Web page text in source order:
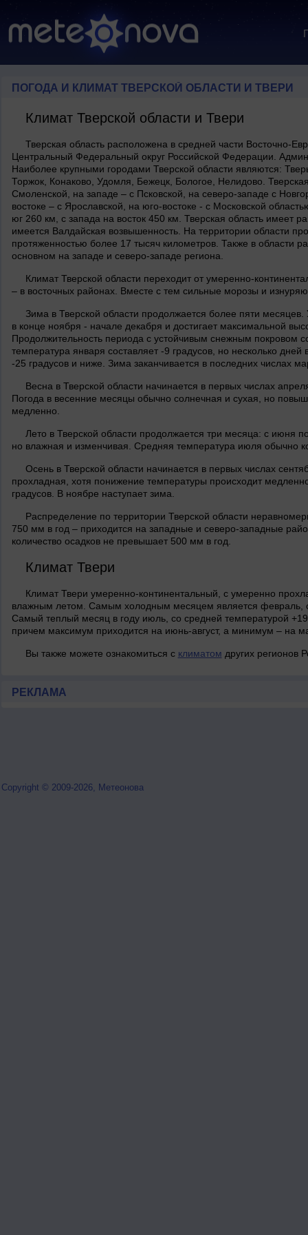
ПОГОДА И КЛИМАТ ТВЕРСКОЙ ОБЛАСТИ И ТВЕРИ
Климат Тверской области и Твери
Тверская область расположена в средней части Восточно-
Центральный Федеральный округ Российской Федерации.
Наиболее крупными городами Тверской области являются:
Торжок, Конаково, Удомля, Бежецк, Бологое, Нелидово.
Смоленской, на западе – с Псковской, на северо-западе с
востоке – с Ярославской, на юго-востоке - с Московской
юг 260 км, с запада на восток 450 км. Тверская область имеет
имеется Валдайская возвышенность. На территории области
протяженностью более 17 тысяч километров. Также в области
основном на западе и северо-западе региона.
Климат Тверской области переходит от умеренно-
– в восточных районах. Вместе с тем сильные морозы и
Зима в Тверской области продолжается более пяти
в конце ноября - начале декабря и достигает максимальной
Продолжительность периода с устойчивым снежным покровом
температура января составляет -9 градусов, но несколько дней
-25 градусов и ниже. Зима заканчивается в последних числах
Весна в Тверской области начинается в первых числах
Погода в весенние месяцы обычно солнечная и сухая, но
медленно.
Лето в Тверской области продолжается три месяца: с июня
но влажная и изменчивая. Средняя температура июля обычно
Осень в Тверской области начинается в первых числах
прохладная, хотя понижение температуры происходит
градусов. В ноябре наступает зима.
Распределение по территории Тверской области
750 мм в год – приходится на западные и северо-западные
количество осадков не превышает 500 мм в год.
Климат Твери
Климат Твери умеренно-континентальный, с умеренно
влажным летом. Самым холодным месяцем является февраль,
Самый теплый месяц в году июль, со средней температурой
причем максимум приходится на июнь-август, а минимум – на
Вы также можете ознакомиться с климатом других регионов
РЕКЛАМА
Copyright © 2009-2026, Метеонова